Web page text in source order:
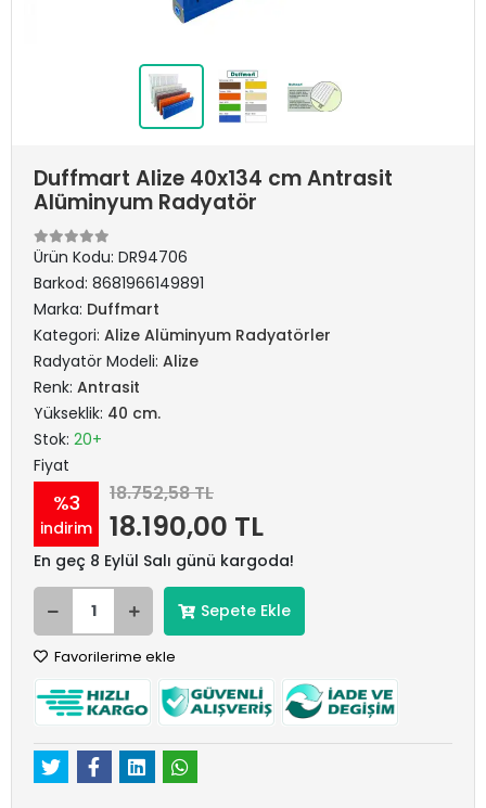
Duffmart Alize 40x134 cm Antrasit
Alüminyum Radyatör
Ürün Kodu: DR94706
Barkod: 8681966149891
Marka: Duffmart
Kategori: Alize Alüminyum Radyatörler
Radyatör Modeli: Alize
Renk: Antrasit
Yükseklik: 40 cm.
Stok: 20+
Fiyat
%3
indirim
18.752,58 TL
18.190,00 TL
En geç 8 Eylül Salı günü kargoda!
Sepete Ekle
Favorilerime ekle